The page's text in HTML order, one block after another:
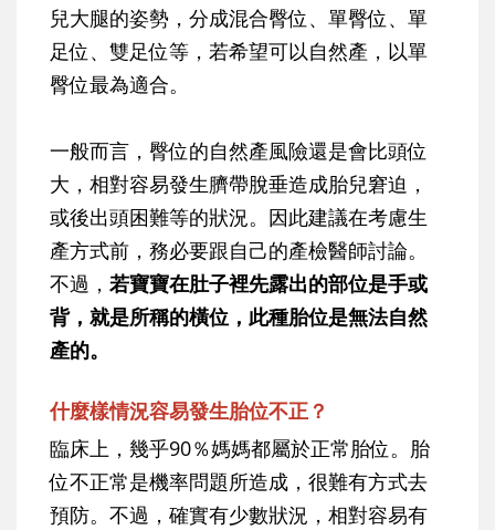
兒大腿的姿勢，分成混合臀位、單臀位、單
足位、雙足位等，若希望可以自然產，以單
臀位最為適合。
一般而言，臀位的自然產風險還是會比頭位
大，相對容易發生臍帶脫垂造成胎兒窘迫，
或後出頭困難等的狀況。因此建議在考慮生
產方式前，務必要跟自己的產檢醫師討論。
不過， 若寶寶在肚子裡先露出的部位是手或
背，就是所稱的橫位，此種胎位是無法自然
產的。
什麼樣情況容易發生胎位不正？
臨床上，幾乎90％媽媽都屬於正常胎位。胎
位不正常是機率問題所造成，很難有方式去
預防。不過，確實有少數狀況，相對容易有